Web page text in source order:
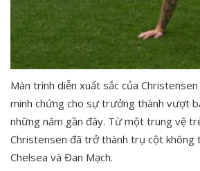
Màn trình diễn xuất sắc của
minh chứng cho sự trưởng thành vượt
những năm gần đây. Từ một trung vệ
Christensen đã trở thành trụ cột không
Chelsea và Đan Mạch.